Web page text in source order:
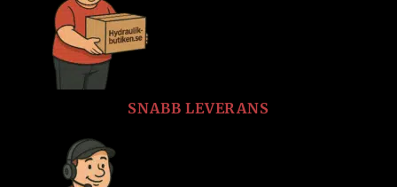
SNABB LEVERANS